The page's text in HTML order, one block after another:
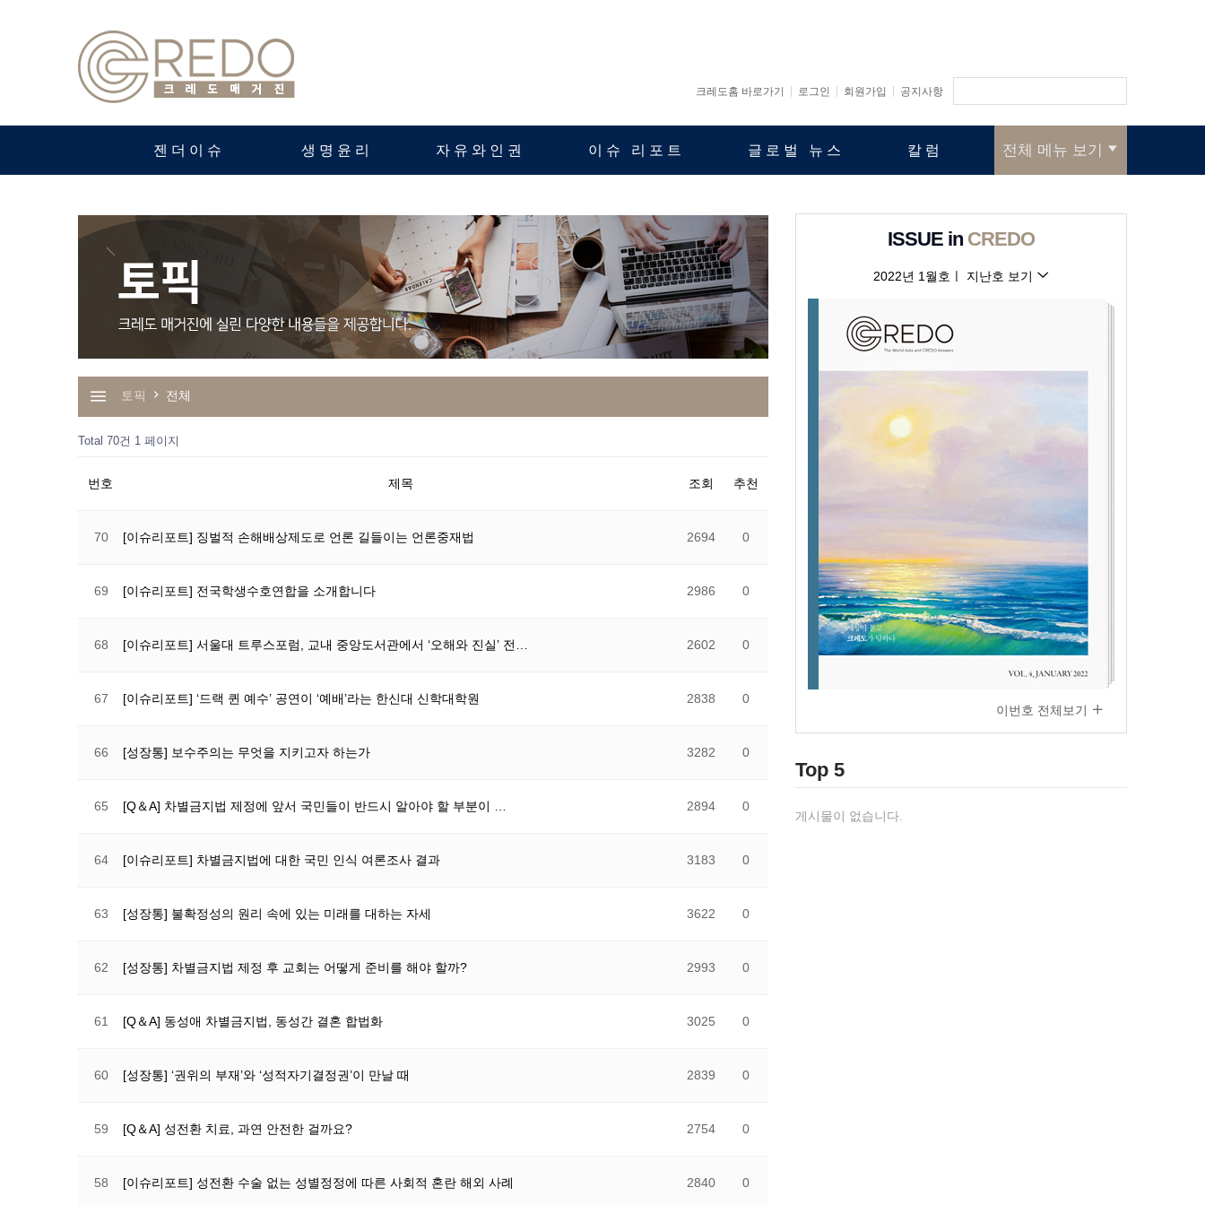
크레도홈 바로가기 로그인 회원가입 공지사항
전체 메뉴 보기
젠더이슈 생명윤리 자유와인권 이슈 리포트 글로벌 뉴스 칼럼
토픽 전체
Total 70건 1 페이지
번호 제목 조회 추천
70 [이슈리포트] 징벌적 손해배상제도로 언론 길들이는 언론중재법 2694 0
69 [이슈리포트] 전국학생수호연합을 소개합니다 2986 0
68 [이슈리포트] 서울대 트루스포럼, 교내 중앙도서관에서 ‘오해와 진실’ 전… 2602 0
67 [이슈리포트] ‘드랙 퀸 예수’ 공연이 ‘예배’라는 한신대 신학대학원 2838 0
66 [성장통] 보수주의는 무엇을 지키고자 하는가 3282 0
65 [Q＆A] 차별금지법 제정에 앞서 국민들이 반드시 알아야 할 부분이 … 2894 0
64 [이슈리포트] 차별금지법에 대한 국민 인식 여론조사 결과 3183 0
63 [성장통] 불확정성의 원리 속에 있는 미래를 대하는 자세 3622 0
62 [성장통] 차별금지법 제정 후 교회는 어떻게 준비를 해야 할까? 2993 0
61 [Q＆A] 동성애 차별금지법, 동성간 결혼 합법화 3025 0
60 [성장통] ‘권위의 부재’와 ‘성적자기결정권’이 만날 때 2839 0
59 [Q＆A] 성전환 치료, 과연 안전한 걸까요? 2754 0
58 [이슈리포트] 성전환 수술 없는 성별정정에 따른 사회적 혼란 해외 사례 2840 0
ISSUE in CREDO
2022년 1월호 ㅣ 지난호 보기
이번호 전체보기
Top 5
게시물이 없습니다.